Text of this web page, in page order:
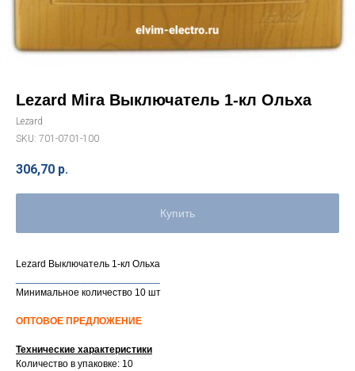
Lezard Mira Выключатель 1-кл Ольха
Lezard
SKU: 701-0701-100
306,70 р.
Купить
Lezard Выключатель 1-кл Ольха
Минимальное количество 10 шт
ОПТОВОЕ ПРЕДЛОЖЕНИЕ
Технические характеристики
Количество в упаковке: 10